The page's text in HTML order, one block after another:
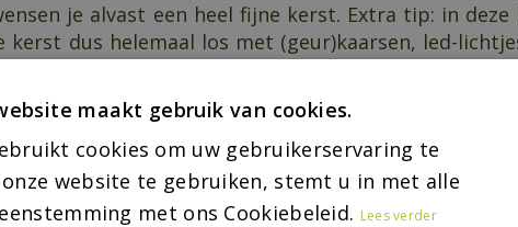
je alvast een heel fijne kerst. Extra tip: in
dus helemaal los met (geur)kaarsen, led-
maakt gebruik van cookies.
cookies om uw gebruikerservaring te
website te gebruiken, stemt u in met alle
met ons Cookiebeleid. Lees verder